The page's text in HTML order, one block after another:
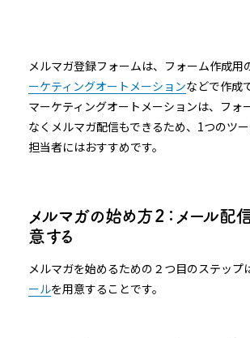
メルマガ登録フォームは、フォーム作成用
ーケティングオートメーションなどで作成
マーケティングオートメーションは、フォ
なくメルマガ配信もできるため、1つのツ
担当者にはおすすめです。
メルマガの始め方２：メール配
意する
メルマガを始めるための２つ目のステップは
ールを用意することです。